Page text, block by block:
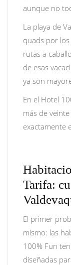
aunque no
La playa de
quads por los
rutas a
de esas
ya son
En el Hotel
más de
exactamente
Tarifa:
El primer
mismo: las
100% Fun
diseñadas